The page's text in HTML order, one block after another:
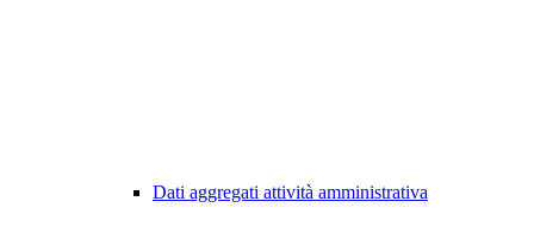
Dati aggregati attività amministrativa